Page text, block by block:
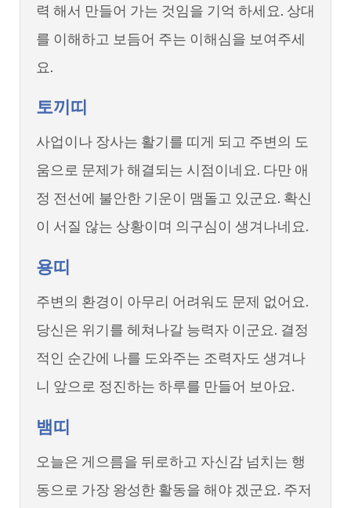
력 해서 만들어 가는 것임을 기억 하세요. 상대
를 이해하고 보듬어 주는 이해심을 보여주세
요.
토끼띠
사업이나 장사는 활기를 띠게 되고 주변의 도
움으로 문제가 해결되는 시점이네요. 다만 애
정 전선에 불안한 기운이 맴돌고 있군요. 확신
이 서질 않는 상황이며 의구심이 생겨나네요.
용띠
주변의 환경이 아무리 어려워도 문제 없어요.
당신은 위기를 헤쳐나갈 능력자 이군요. 결정
적인 순간에 나를 도와주는 조력자도 생겨나
니 앞으로 정진하는 하루를 만들어 보아요.
뱀띠
오늘은 게으름을 뒤로하고 자신감 넘치는 행
동으로 가장 왕성한 활동을 해야 겠군요. 주저